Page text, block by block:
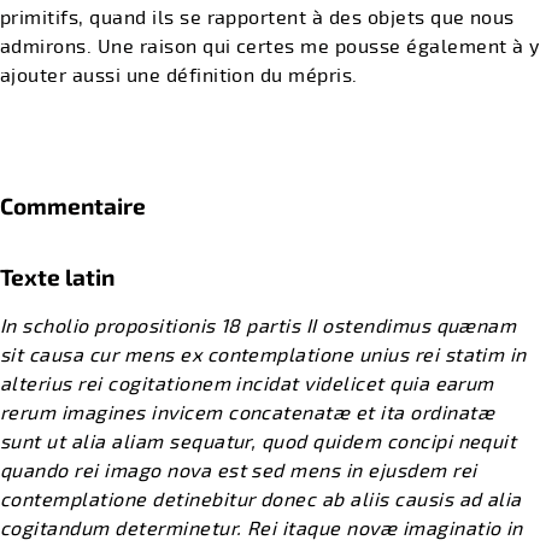
primitifs, quand ils se rapportent à des objets que nous
admirons. Une raison qui certes me pousse également à y
ajouter aussi une définition du mépris.
Commentaire
Texte latin
In scholio propositionis 18 partis II ostendimus quænam
sit causa cur mens ex contemplatione unius rei statim in
alterius rei cogitationem incidat videlicet quia earum
rerum imagines invicem concatenatæ et ita ordinatæ
sunt ut alia aliam sequatur, quod quidem concipi nequit
quando rei imago nova est sed mens in ejusdem rei
contemplatione detinebitur donec ab aliis causis ad alia
cogitandum determinetur. Rei itaque novæ imaginatio in